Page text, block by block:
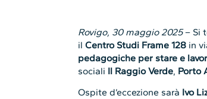
Rovigo, 30 maggio 2025– Si
ilCentro Studi Frame 128 in
pedagogiche per stare e
sociali Il Raggio Verde, Porto
Ospite d’eccezione sarà Ivo